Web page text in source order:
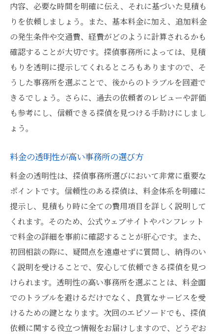
信頼性の高い探偵事務所の特徴
事務所選びで重視すべき料金とサービス
安心して依頼できる事務所の見分け方
料金だけでなく信頼性を重視した選び方
探偵事務所の評判をチェックする方法
文京区で探偵を依頼する際の安心ポイント
内容、必要な時間を明確に伝え、それに基づいた見積も
りを依頼しましょう。また、基本料金に加え、追加料金
の発生条件や交通費、経費がどのように計算されるかも
確認することが大切です。探偵事務所によっては、見積
もりを透明に提示してくれるところもありますので、そ
うした事務所を選ぶことで、後からのトラブルを回避で
きるでしょう。さらに、過去の依頼者のレビューや評価
も参考にし、信頼できる探偵を見つける手助けにしまし
ょう。
料金の透明性が高い事務所の選び方
料金の透明性は、探偵事務所選びにおいて非常に重要な
ポイントです。信頼性のある探偵は、料金体系を明確に
提示し、見積もり時に全ての費用項目を詳しく説明して
くれます。そのため、公式ウェブサイトやパンフレット
で料金の詳細を事前に確認することが肝心です。また、
初回相談の際に、疑問点を遠慮せずに質問し、納得のい
く説明を受けることで、安心して依頼できる探偵を見つ
けられます。透明性の高い事務所を選ぶことは、料金面
でのトラブルを避けるだけでなく、良質なサービスを受
けるための鍵となります。次回のエピソードでも、探偵
依頼に関する役立つ情報をお届けしますので、どうぞお